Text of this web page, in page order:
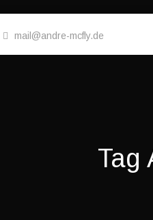
mail@andre-mcfly.de
Tag